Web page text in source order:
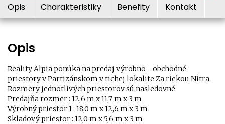
Opis Charakteristiky Benefity Kontakt
Opis
Reality Alpia ponúka na predaj výrobno - obchodné
priestory v Partizánskom v tichej lokalite Za riekou Nitra.
Rozmery jednotlivých priestorov sú nasledovné
Predajňa rozmer : 12,6 m x 11,7 m x 3 m
Výrobný priestor 1 : 18,0 m x 12,6 m x 3 m
Skladový priestor : 12,0 m x 5,6 m x 3 m